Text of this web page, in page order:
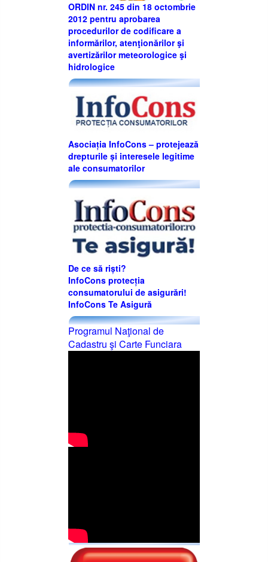
ORDIN nr. 245 din 18 octombrie
2012 pentru aprobarea
procedurilor de codificare a
informărilor, atenţionărilor şi
avertizărilor meteorologice şi
hidrologice
Asociația InfoCons – protejează
drepturile și interesele legitime
ale consumatorilor
De ce să riști?
InfoCons protecția
consumatorului de asigurări!
InfoCons Te Asigură
Programul Naţional de
Cadastru şi Carte Funciara